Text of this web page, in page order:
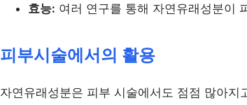
효능: 여러 연구를 통해 자연유래성분이
피부시술에서의 활용
자연유래성분은 피부 시술에서도 점점 많아지